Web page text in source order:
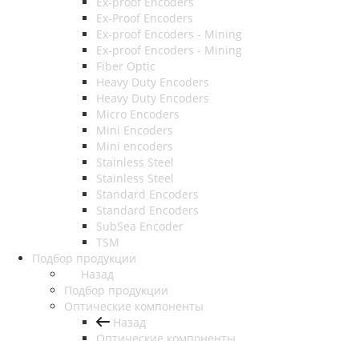
Ex-Proof Encoders
Ex-proof Encoders - Mining
Ex-proof Encoders - Mining
Fiber Optic
Heavy Duty Encoders
Heavy Duty Encoders
Micro Encoders
Mini Encoders
Mini encoders
Stainless Steel
Stainless Steel
Standard Encoders
Standard Encoders
SubSea Encoder
TSM
Подбор продукции
Назад
Подбор продукции
Оптические компоненты
Назад